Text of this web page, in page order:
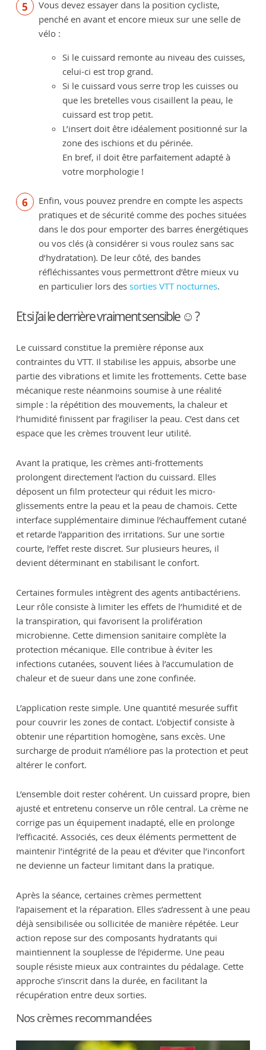
Vous devez essayer dans la position cycliste,
penché en avant et encore mieux sur une selle de
vélo :
Si le cuissard remonte au niveau des cuisses,
celui-ci est trop grand.
Si le cuissard vous serre trop les cuisses ou
que les bretelles vous cisaillent la peau, le
cuissard est trop petit.
L’insert doit être idéalement positionné sur la
zone des ischions et du périnée.
En bref, il doit être parfaitement adapté à
votre morphologie !
Enfin, vous pouvez prendre en compte les aspects
pratiques et de sécurité comme des poches situées
dans le dos pour emporter des barres énergétiques
ou vos clés (à considérer si vous roulez sans sac
d’hydratation). De leur côté, des bandes
réfléchissantes vous permettront d’être mieux vu
en particulier lors des sorties VTT nocturnes.
Et si j’ai le derrière vraiment sensible ☺️ ?
Le cuissard constitue la première réponse aux
contraintes du VTT. Il stabilise les appuis, absorbe une
partie des vibrations et limite les frottements. Cette base
mécanique reste néanmoins soumise à une réalité
simple : la répétition des mouvements, la chaleur et
l’humidité finissent par fragiliser la peau. C’est dans cet
espace que les crèmes trouvent leur utilité.
Avant la pratique, les crèmes anti-frottements
prolongent directement l’action du cuissard. Elles
déposent un film protecteur qui réduit les micro-
glissements entre la peau et la peau de chamois. Cette
interface supplémentaire diminue l’échauffement cutané
et retarde l’apparition des irritations. Sur une sortie
courte, l’effet reste discret. Sur plusieurs heures, il
devient déterminant en stabilisant le confort.
Certaines formules intègrent des agents antibactériens.
Leur rôle consiste à limiter les effets de l’humidité et de
la transpiration, qui favorisent la prolifération
microbienne. Cette dimension sanitaire complète la
protection mécanique. Elle contribue à éviter les
infections cutanées, souvent liées à l’accumulation de
chaleur et de sueur dans une zone confinée.
L’application reste simple. Une quantité mesurée suffit
pour couvrir les zones de contact. L’objectif consiste à
obtenir une répartition homogène, sans excès. Une
surcharge de produit n’améliore pas la protection et peut
altérer le confort.
L’ensemble doit rester cohérent. Un cuissard propre, bien
ajusté et entretenu conserve un rôle central. La crème ne
corrige pas un équipement inadapté, elle en prolonge
l’efficacité. Associés, ces deux éléments permettent de
maintenir l’intégrité de la peau et d’éviter que l’inconfort
ne devienne un facteur limitant dans la pratique.
Après la séance, certaines crèmes permettent
l’apaisement et la réparation. Elles s’adressent à une peau
déjà sensibilisée ou sollicitée de manière répétée. Leur
action repose sur des composants hydratants qui
maintiennent la souplesse de l’épiderme. Une peau
souple résiste mieux aux contraintes du pédalage. Cette
approche s’inscrit dans la durée, en facilitant la
récupération entre deux sorties.
Nos crèmes recommandées